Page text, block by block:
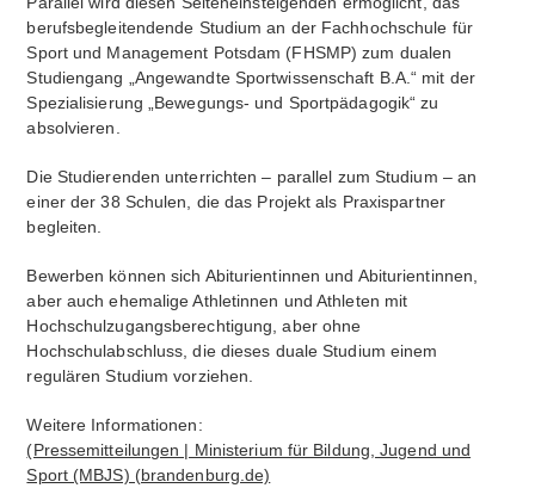
berufsbegleitendende Studium an der Fachhochschule für
Sport und Management Potsdam (FHSMP) zum dualen
Studiengang „Angewandte Sportwissenschaft B.A.“ mit der
Spezialisierung „Bewegungs- und Sportpädagogik“ zu
absolvieren.
Die Studierenden unterrichten – parallel zum Studium – an
einer der 38 Schulen, die das Projekt als Praxispartner
begleiten.
Bewerben können sich Abiturientinnen und Abiturientinnen,
aber auch ehemalige Athletinnen und Athleten mit
Hochschulzugangsberechtigung, aber ohne
Hochschulabschluss, die dieses duale Studium einem
regulären Studium vorziehen.
Weitere Informationen:
(Pressemitteilungen | Ministerium für Bildung, Jugend und
Sport (MBJS) (brandenburg.de)